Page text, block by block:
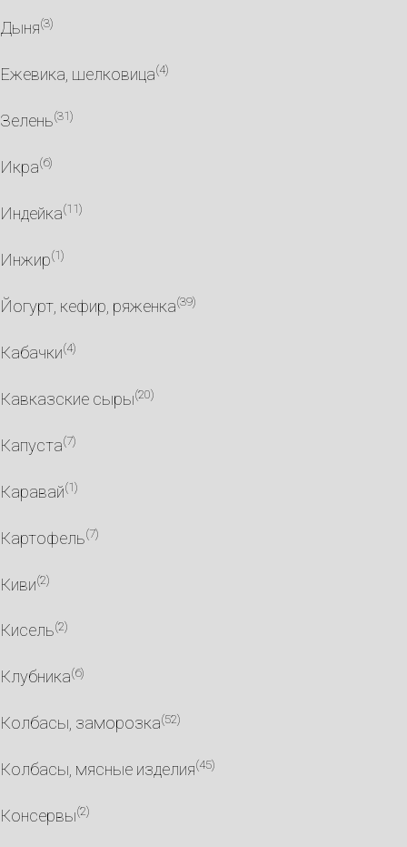
Дыня(3)
Ежевика, шелковица(4)
Зелень(31)
Икра(6)
Индейка(11)
Инжир(1)
Йогурт, кефир, ряженка(39)
Кабачки(4)
Кавказские сыры(20)
Капуста(7)
Каравай(1)
Картофель(7)
Киви(2)
Кисель(2)
Клубника(6)
Колбасы, заморозка(52)
Колбасы, мясные изделия(45)
Консервы(2)